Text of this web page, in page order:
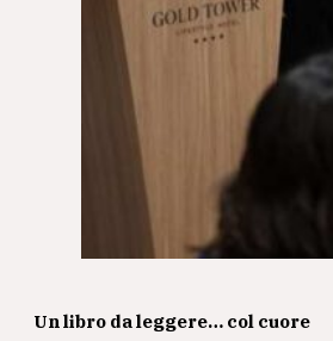
Un libro da leggere… col cuore